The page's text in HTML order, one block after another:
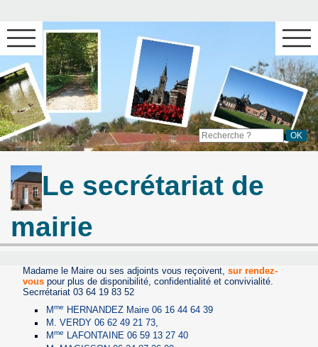
Le secrétariat de
mairie
Madame le Maire ou ses adjoints vous reçoivent,sur rendez-
vous pour plus de disponibilité, confidentialité et convivialité.
Secrrétariat 03 64 19 83 52
Mme
HERNANDEZ Maire 06 16 44 64 39
M. VERDY 06 62 49 21 73,
Mme
LAFONTAINE 06 59 13 27 40